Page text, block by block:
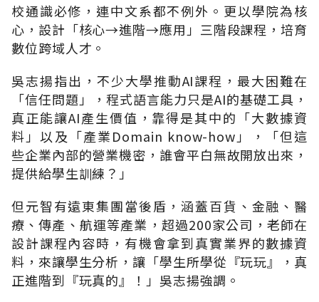
校通識必修，連中文系都不例外。更以學院為核
心，設計「核心→進階→應用」三階段課程，培育
數位跨域人才。
吳志揚指出，不少大學推動AI課程，最大困難在
「信任問題」，程式語言能力只是AI的基礎工具，
真正能讓AI產生價值，靠得是其中的「大數據資
料」以及「產業Domain know-how」，「但這
些企業內部的營業機密，誰會平白無故開放出來，
提供給學生訓練？」
但元智有遠東集團當後盾，涵蓋百貨、金融、醫
療、傳產、航運等產業，超過200家公司，老師在
設計課程內容時，有機會拿到真實業界的數據資
料，來讓學生分析，讓「學生所學從『玩玩』，真
正進階到『玩真的』！」吳志揚強調。